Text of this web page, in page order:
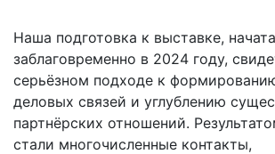
Наша подготовка к выставке,
заблаговременно в 2024 году,
серьёзном подходе к
деловых связей и углублению
партнёрских отношений.
стали многочисленные контакты,